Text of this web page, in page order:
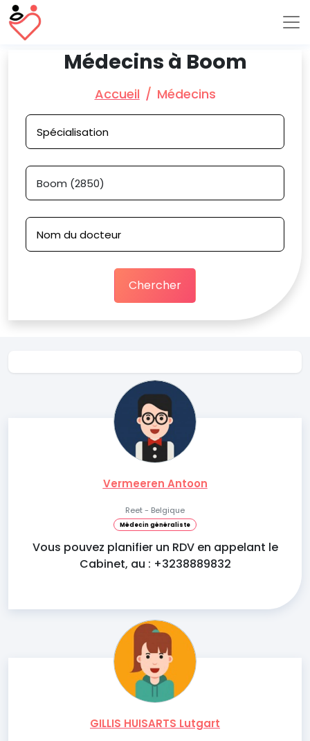
Médecins à Boom
Accueil Médecins
Chercher
Vermeeren Antoon
Reet - Belgique
Médecin généraliste
Vous pouvez planifier un RDV en appelant le
Cabinet, au : +3238889832
GILLIS HUISARTS Lutgart